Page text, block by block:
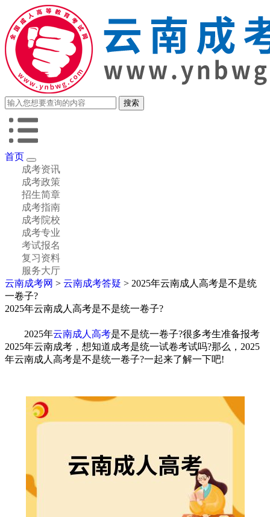
首页
成考资讯
成考政策
招生简章
成考指南
成考院校
成考专业
考试报名
复习资料
服务大厅
云南成考网 > 云南成考答疑 > 2025年云南成人高考是不是统
一卷子?
2025年云南成人高考是不是统一卷子?
2025年云南成人高考是不是统一卷子?很多考生准备报考
2025年云南成考，想知道成考是统一试卷考试吗?那么，2025
年云南成人高考是不是统一卷子?一起来了解一下吧!